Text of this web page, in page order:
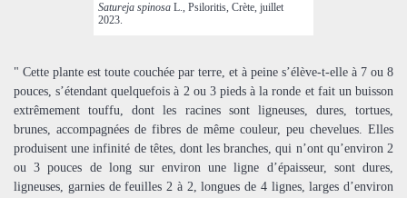
Satureja spinosa L., Psiloritis, Crète, juillet
2023.
" Cette plante est toute couchée par terre, et à peine s’élève-t-elle à 7 ou 8
pouces, s’étendant quelquefois à 2 ou 3 pieds à la ronde et fait un buisson
extrêmement touffu, dont les racines sont ligneuses, dures, tortues,
brunes, accompagnées de fibres de même couleur, peu chevelues. Elles
produisent une infinité de têtes, dont les branches, qui n’ont qu’environ 2
ou 3 pouces de long sur environ une ligne d’épaisseur, sont dures,
ligneuses, garnies de feuilles 2 à 2, longues de 4 lignes, larges d’environ